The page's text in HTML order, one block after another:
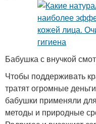
Бабушка с внучкой
Чтобы поддерживать
тратят огромные
бабушки применяли
методы и природные